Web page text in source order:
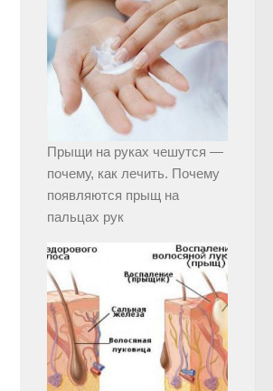
Прыщи на руках чешутся —
почему, как лечить. Почему
появляются прыщ на
пальцах рук